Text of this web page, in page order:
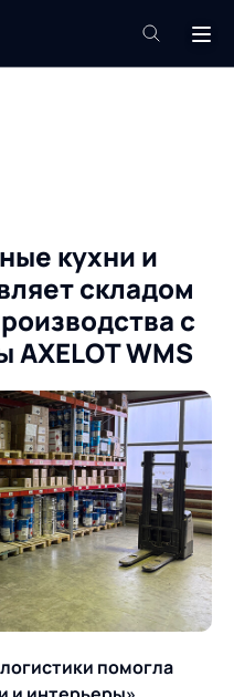
центр
в цепях
Управление двором
и обмен
кухни и
складом
с
WMS
помогла